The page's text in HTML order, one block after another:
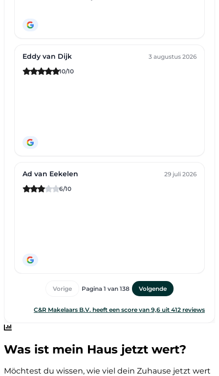
Was ist mein Haus jetzt wert?
Möchtest du wissen, wie viel dein Zuhause jetzt wert